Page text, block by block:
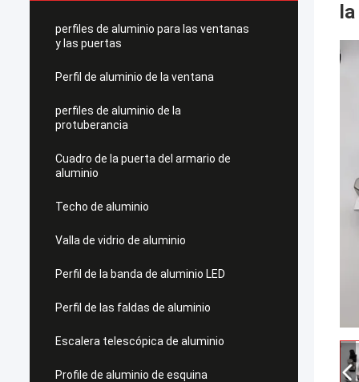
perfiles de aluminio para las ventanas
y las puertas
Perfil de aluminio de la ventana
perfiles de aluminio de la
protuberancia
Cuadro de la puerta del armario de
aluminio
Techo de aluminio
Valla de vidrio de aluminio
Perfil de la banda de aluminio LED
Perfil de las faldas de aluminio
Escalera telescópica de aluminio
Profile de aluminio de esquina